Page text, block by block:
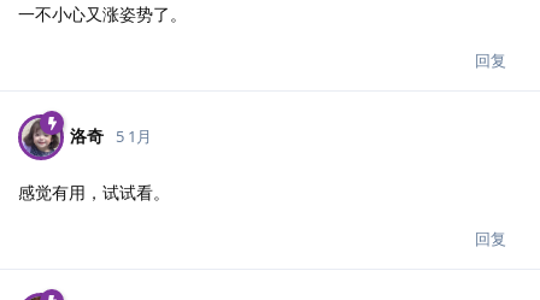
一不小心又涨姿势了。
回复
洛奇 5 1月
感觉有用，试试看。
回复